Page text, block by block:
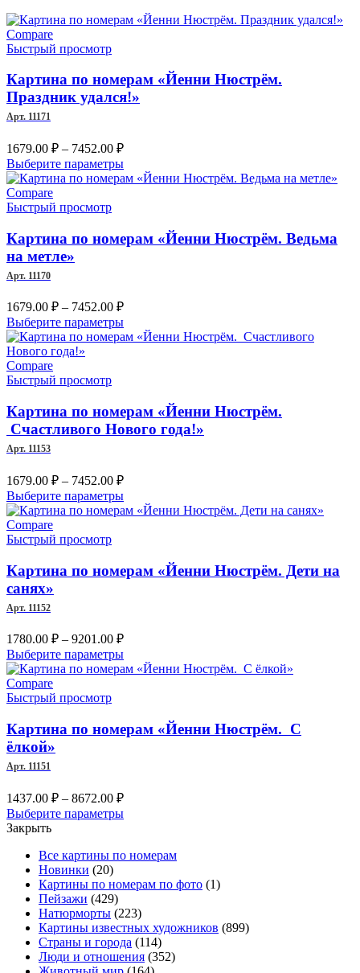
Compare
Быстрый просмотр
Картина по номерам «Йенни Нюстрём.
Праздник удался!»
Арт. 11171
1679.00 ₽ – 7452.00 ₽Диапазон
цен:
1679.00 ₽
Выберите параметрыЭтот
товар
Опции
можно
товара.
Compare
Быстрый просмотр
Картина по номерам «Йенни Нюстрём. Ведьма
на метле»
Арт. 11170
1679.00 ₽ – 7452.00 ₽Диапазон
цен:
1679.00 ₽
Выберите параметрыЭтот
товар
можно
выбрать
на
Compare
Быстрый просмотр
Картина по номерам «Йенни Нюстрём.
Счастливого Нового года!»
Арт. 11153
1679.00 ₽ – 7452.00 ₽Диапазон
цен:
1679.00 ₽
Выберите параметрыЭтот
товар
Опции
можно
товара.
Compare
Быстрый просмотр
Картина по номерам «Йенни Нюстрём. Дети на
санях»
Арт. 11152
1780.00 ₽ – 9201.00 ₽Диапазон
цен:
1780.00 ₽
Выберите параметрыЭтот
товар
Опции
можно
товара.
Compare
Быстрый просмотр
Картина по номерам «Йенни Нюстрём. С
ёлкой»
Арт. 11151
1437.00 ₽ – 8672.00 ₽Диапазон
цен:
8672.00 ₽
Выберите параметрыЭтот
несколько
Опции
выбрать
на
странице
товара.
Закрыть
Все картины по номерам
Новинки (20)
Картины по номерам по фото (1)
Пейзажи (429)
Натюрморты (223)
Картины известных художников (899)
Страны и города (114)
Люди и отношения (352)